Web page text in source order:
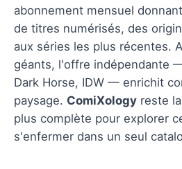
abonnement mensuel
de titres numérisés, des
aux séries les plus récentes.
géants, l'offre indépendante
Dark Horse, IDW — enrichit
paysage. ComiXology reste
plus complète pour explorer
s'enfermer dans un seul